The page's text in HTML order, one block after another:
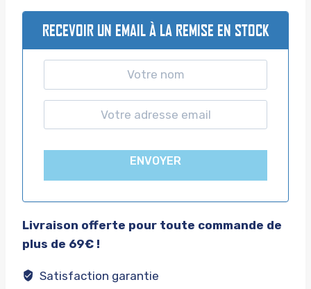
RECEVOIR UN EMAIL À LA REMISE EN STOCK
ENVOYER
Livraison offerte pour toute commande de
plus de 69€ !
Satisfaction garantie